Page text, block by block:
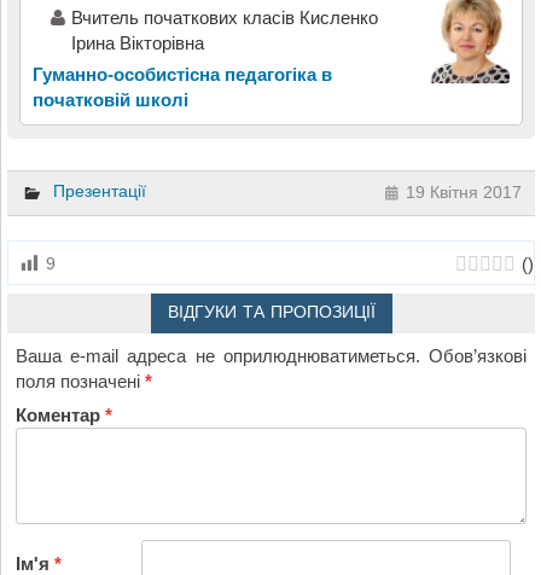
Вчитель початкових класів Кисленко
Ірина Вікторівна
Гуманно-особистісна педагогіка в
початковій школі
Презентації 19 Квітня 2017
9 ()
ВІДГУКИ ТА ПРОПОЗИЦІЇ
Ваша e-mail адреса не оприлюднюватиметься. Обов’язкові
поля позначені*
Коментар*
Ім'я*